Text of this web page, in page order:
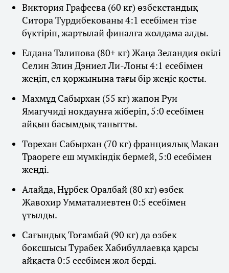
Виктория Графеева (60 кг) өзбекстандық
Ситора Турдибекованы 4:1 есебімен тізе
бүктіріп, жартылай финалға жолдама алды.
Елдана Талипова (80+ кг) Жаңа Зеландия өкілі
Селин Элин Дэниел Ли-Лоны 4:1 есебімен
жеңіп, ел қоржынына тағы бір жеңіс қосты.
Махмұд Сабырхан (55 кг) жапон Руи
Ямагучиді нокдаунға жіберіп, 5:0 есебімен
айқын басымдық танытты.
Төрехан Сабырхан (70 кг) франциялық Макан
Траореге еш мүмкіндік бермей, 5:0 есебімен
жеңді.
Алайда, Нұрбек Оралбай (80 кг) өзбек
Жавохир Умматалиевтен 0:5 есебімен
ұтылды.
Сағындық Тоғамбай (90 кг) да өзбек
боксшысы Турабек Хабибуллаевқа қарсы
айқаста 0:5 есебімен жол берді.